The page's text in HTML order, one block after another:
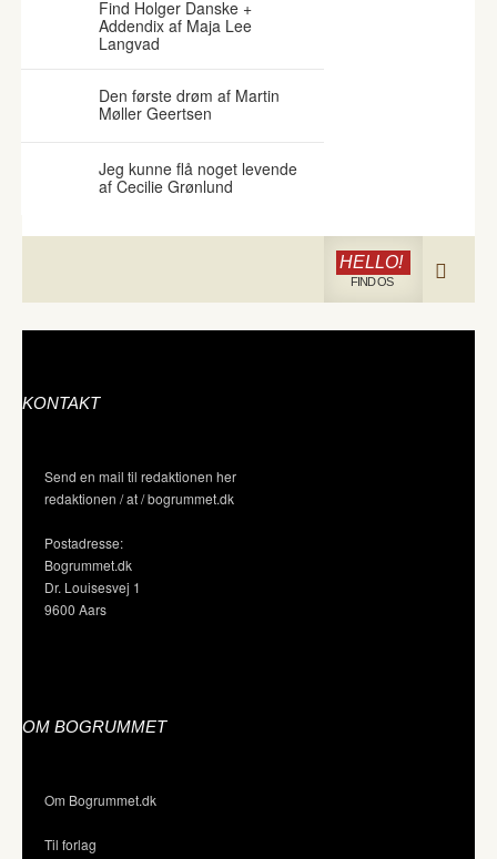
Find Holger Danske +
Addendix af Maja Lee
Langvad
Den første drøm af Martin
Møller Geertsen
Jeg kunne flå noget levende
af Cecilie Grønlund
HELLO!
FIND OS
KONTAKT
Send en mail til redaktionen her
redaktionen / at / bogrummet.dk
Postadresse:
Bogrummet.dk
Dr. Louisesvej 1
9600 Aars
OM BOGRUMMET
Om Bogrummet.dk
Til forlag